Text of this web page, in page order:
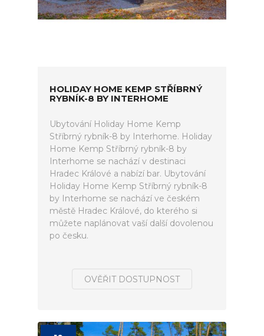
HOLIDAY HOME KEMP STŘÍBRNÝ
RYBNÍK-8 BY INTERHOME
Ubytování Holiday Home Kemp
Stříbrný rybník-8 by Interhome. Holiday
Home Kemp Stříbrný rybník-8 by
Interhome se nachází v destinaci
Hradec Králové a nabízí bar. Ubytování
Holiday Home Kemp Stříbrný rybník-8
by Interhome se nachází ve českém
městě Hradec Králové, do kterého si
můžete naplánovat vaší další dovolenou
po česku.
OVĚŘIT DOSTUPNOST